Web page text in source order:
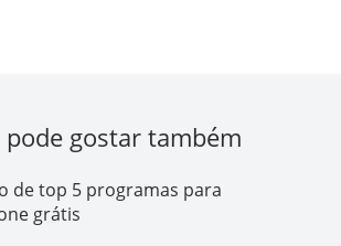
pode gostar também
de top 5 programas para
grátis